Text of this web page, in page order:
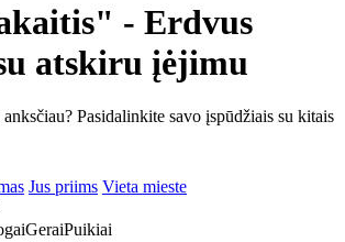
- Erdvus
atskiru įėjimu
Pasidalinkite savo įspūdžiais su kitais
Jus priims Vieta mieste
GeraiPuikiai